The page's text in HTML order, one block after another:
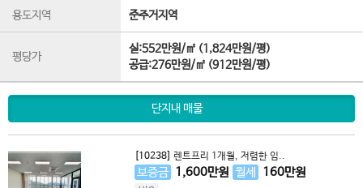
용도지역 준주거지역
평당가
실:552만원/㎡ (1,824만원/평)
공급:276만원/㎡ (912만원/평)
단지내 매물
[10238] 렌트프리 1개월, 저렴한 임..
보증금 1,600만원 월세 160만원